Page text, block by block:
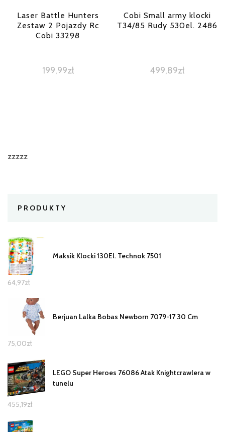
Laser Battle Hunters
Zestaw 2 Pojazdy Rc
Cobi 33298
199,99zł
Cobi Small army klocki
T34/85 Rudy 530el. 2486
499,89zł
zzzzz
PRODUKTY
Maksik Klocki 130El. Technok 7501
64,97zł
Berjuan Lalka Bobas Newborn 7079-17 30 Cm
75,00zł
LEGO Super Heroes 76086 Atak Knightcrawlera w
tunelu
455,19zł